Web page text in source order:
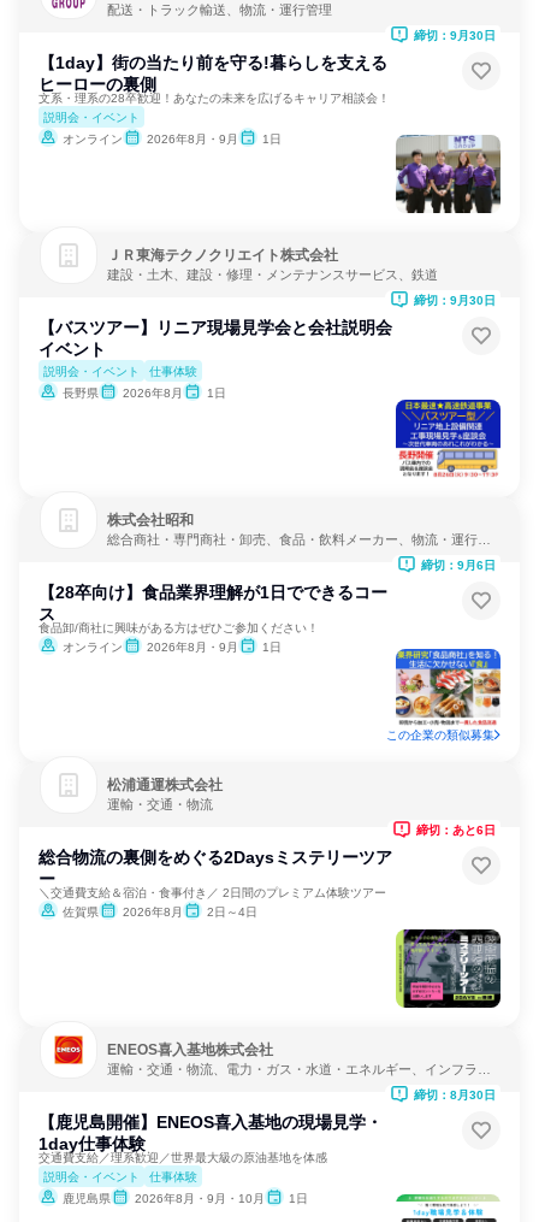
配送・トラック輸送、物流・運行管理
【1day】街の当たり前を守る!暮らしを支える
ヒーローの裏側
文系・理系の28卒歓迎！あなたの未来を広げるキャリア相談会！
説明会・イベント
オンライン
2026年8月・9月 1日
締切：9月30日
ＪＲ東海テクノクリエイト株式会社
建設・土木、建設・修理・メンテナンスサービス、鉄道
【バスツアー】リニア現場見学会と会社説明会
イベント
説明会・イベント
仕事体験
長野県
2026年8月 1日
締切：9月30日
株式会社昭和
総合商社・専門商社・卸売、食品・飲料メーカー、物流・運行管
【28卒向け】食品業界理解が1日でできるコー
ス
食品卸/商社に興味がある方はぜひご参加ください！
オンライン
2026年8月・9月 1日
締切：9月6日
この企業の類似募集
松浦通運株式会社
運輸・交通・物流
総合物流の裏側をめぐる2Daysミステリーツア
ー
＼交通費支給＆宿泊・食事付き／ 2日間のプレミアム体験ツアー
佐賀県
2026年8月 2日～4日
締切：あと6日
ENEOS喜入基地株式会社
運輸・交通・物流、電力・ガス・水道・エネルギー、インフラ・
【鹿児島開催】ENEOS喜入基地の現場見学・
1day仕事体験
交通費支給／理系歓迎／世界最大級の原油基地を体感
説明会・イベント
仕事体験
鹿児島県
2026年8月・9月・10月 1日
締切：8月30日